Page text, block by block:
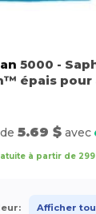
5000 -
épais pour
de5.69 $ avec
à partir de
Afficher